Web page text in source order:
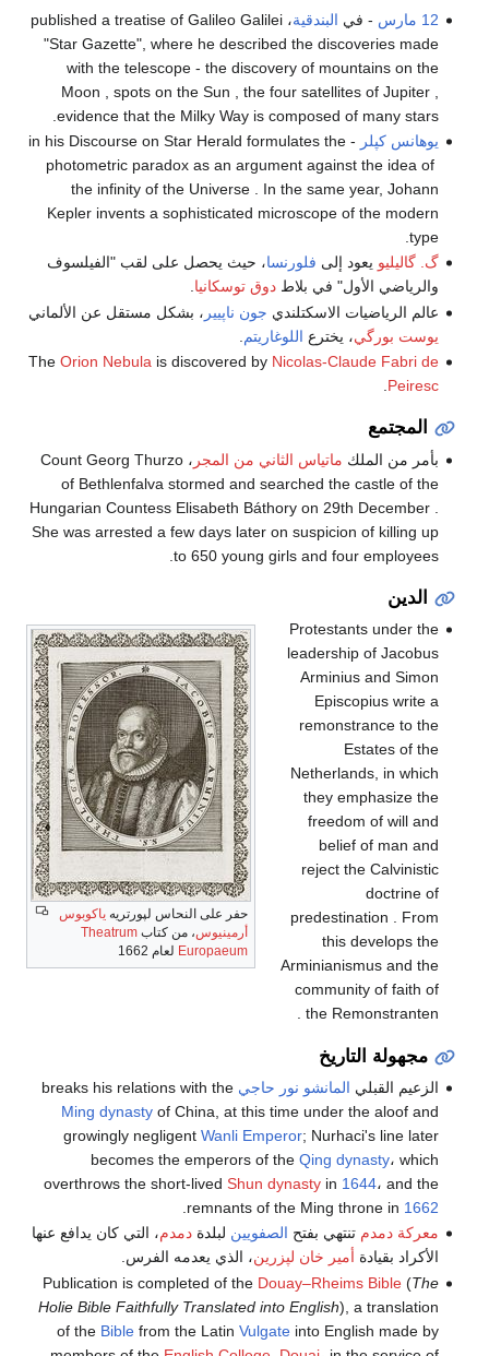
12 مارس - في البندقية
، published a treatise of Galileo Galilei
"Star Gazette", where he described the discoveries made
with the telescope - the discovery of mountains on the
Moon , spots on the Sun , the four satellites of Jupiter ,
evidence that the Milky Way is composed of many stars.
يوهانس كپلر
- in his Discourse on Star Herald formulates the
photometric paradox as an argument against the idea of ​​
the infinity of the Universe . In the same year, Johann
Kepler invents a sophisticated microscope of the modern
type.
گ. گاليليو يعود إلى فلورنسا، حيث يحصل على لقب "الفيلسوف
والرياضي الأول" في بلاطدوق توسكانيا.
عالم الرياضيات الاسكتلندي جون ناپيير ، بشكل مستقل عن الألماني
يوست بورگي، يخترع اللوغاريتم
The Orion Nebula is discovered by Nicolas-Claude Fabri de
Peiresc
المجتمع
بأمر من الملك ماتياس الثاني من المجر
، Count Georg Thurzo
of Bethlenfalva stormed and searched the castle of the
Hungarian Countess Elisabeth Báthory on 29th December .
She was arrested a few days later on suspicion of killing up
to 650 young girls and four employees.
الدين
حفر على النحاس لپورتريه ياكوبوس
أرمينيوس، من كتاب Theatrum
Europaeum لعام 1662
Protestants under the
leadership of Jacobus
Arminius and Simon
Episcopius write a
remonstrance to the
Estates of the
Netherlands, in which
they emphasize the
freedom of will and
belief of man and
reject the Calvinistic
doctrine of
predestination . From
this develops the
Arminianismus and the
community of faith of
the Remonstranten .
مجهولة التاريخ
الزعيم القبلي المانشو نور حاجي breaks his relations with the
Ming dynastyof China, at this time under the aloof and
growingly negligent Wanli Emperor; Nurhaci's line later
becomes the emperors of the Qing dynasty، which
overthrows the short-lived Shun dynastyin 1644، and the
remnants of the Ming throne in 1662
معركة دمدم تنتهي بفتح الصفويين لبلدةدمدم، التي كان يدافع عنها
الأكراد بقيادة أمير خان لپزرين، الذي يعدمه الفرس.
Publication is completed of the Douay–Rheims Bible(The
Holie Bible Faithfully Translated into English), a translation
of the Biblefrom the Latin Vulgateinto English made by